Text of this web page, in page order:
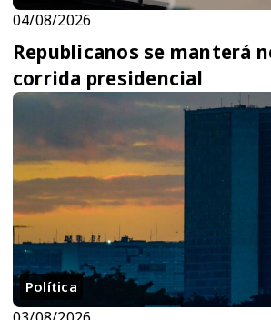
04/08/2026
Republicanos se manterá
corrida presidencial
Política